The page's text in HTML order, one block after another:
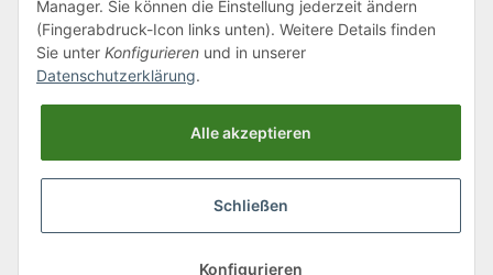
9556 Liebenfels
Montag bis Donnerstag: 8:00 bis 16:30 Uhr
Freitag: 8:00 bis 12:00 Uhr
Tel.:0043 (0) 4262 50900
office@cncshop.at
* Alle Preise inkl. gesetzlicher USt., zzgl.Versand, zzgl.
Manager. Sie können die Einstellung jederzeit ändern
(Fingerabdruck-Icon links unten). Weitere Details finden
Sie unter Konfigurieren und in unserer
Datenschutzerklärung.
Alle akzeptieren
Schließen
Konfigurieren